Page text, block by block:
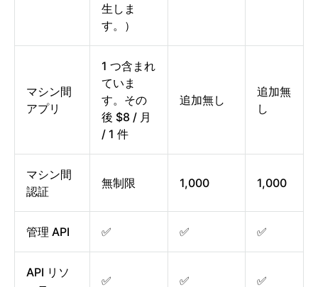
生しま
す。）
マシン間
アプリ
1 つ含まれ
ていま
す。その
後 $8 / 月
/ 1 件
追加無し
追加無
し
マシン間
認証
無制限 1,000 1,000
管理 API ✅ ✅ ✅
API リソ
✅ ✅ ✅